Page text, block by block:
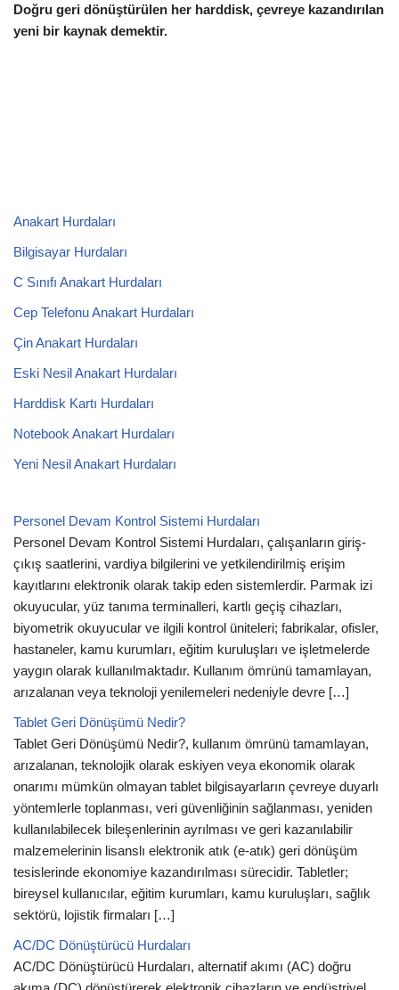
Doğru geri dönüştürülen her harddisk, çevreye kazandırılan
yeni bir kaynak demektir.
Anakart Hurdaları
Bilgisayar Hurdaları
C Sınıfı Anakart Hurdaları
Cep Telefonu Anakart Hurdaları
Çin Anakart Hurdaları
Eski Nesil Anakart Hurdaları
Harddisk Kartı Hurdaları
Notebook Anakart Hurdaları
Yeni Nesil Anakart Hurdaları
Personel Devam Kontrol Sistemi Hurdaları
Personel Devam Kontrol Sistemi Hurdaları, çalışanların giriş-
çıkış saatlerini, vardiya bilgilerini ve yetkilendirilmiş erişim
kayıtlarını elektronik olarak takip eden sistemlerdir. Parmak izi
okuyucular, yüz tanıma terminalleri, kartlı geçiş cihazları,
biyometrik okuyucular ve ilgili kontrol üniteleri; fabrikalar, ofisler,
hastaneler, kamu kurumları, eğitim kuruluşları ve işletmelerde
yaygın olarak kullanılmaktadır. Kullanım ömrünü tamamlayan,
arızalanan veya teknoloji yenilemeleri nedeniyle devre […]
Tablet Geri Dönüşümü Nedir?
Tablet Geri Dönüşümü Nedir?, kullanım ömrünü tamamlayan,
arızalanan, teknolojik olarak eskiyen veya ekonomik olarak
onarımı mümkün olmayan tablet bilgisayarların çevreye duyarlı
yöntemlerle toplanması, veri güvenliğinin sağlanması, yeniden
kullanılabilecek bileşenlerinin ayrılması ve geri kazanılabilir
malzemelerinin lisanslı elektronik atık (e-atık) geri dönüşüm
tesislerinde ekonomiye kazandırılması sürecidir. Tabletler;
bireysel kullanıcılar, eğitim kurumları, kamu kuruluşları, sağlık
sektörü, lojistik firmaları […]
AC/DC Dönüştürücü Hurdaları
AC/DC Dönüştürücü Hurdaları, alternatif akımı (AC) doğru